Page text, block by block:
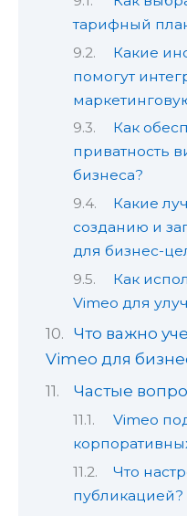
тарифный
Какие
помогут
Как
приватность
бизнеса?
Какие
созданию и
для бизнес-
Как
Vimeo для
Что важно
Vimeo для
Частые
Vimeo
Что
публикацией?